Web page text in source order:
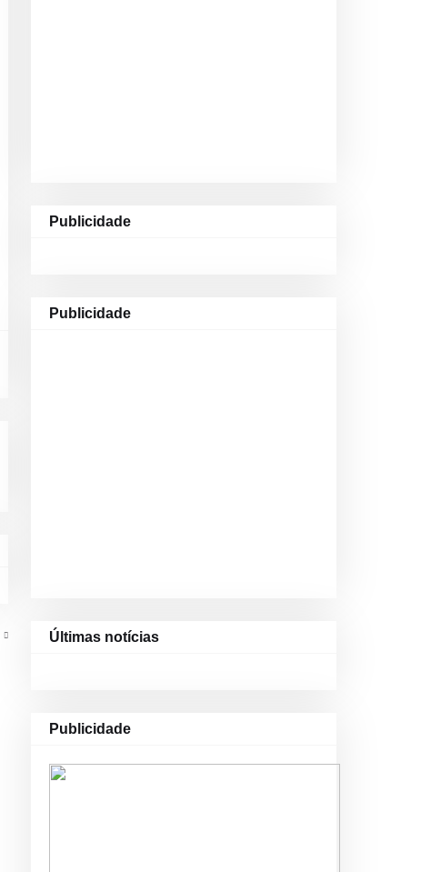
Publicidade
Publicidade
Últimas notícias
Publicidade